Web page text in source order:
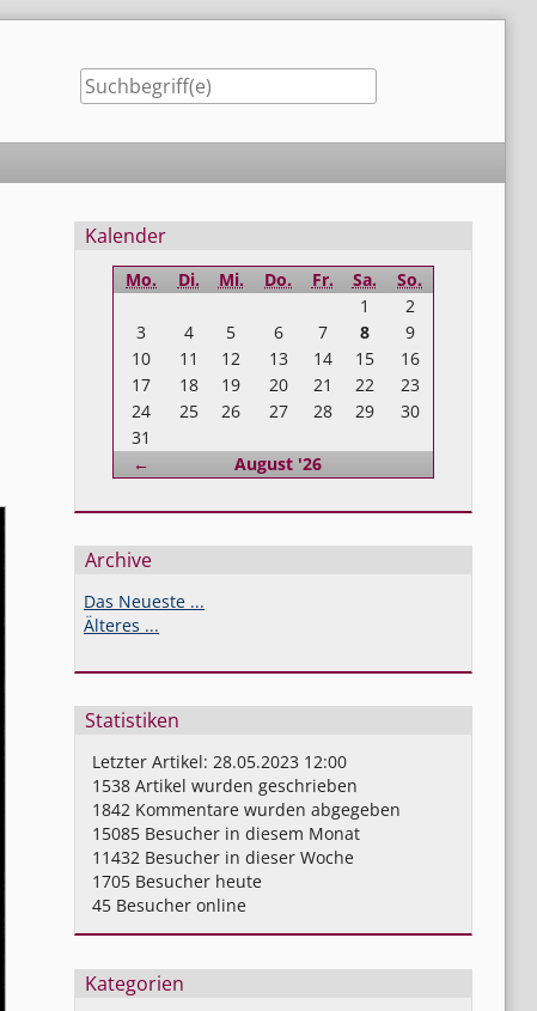
Seitenleiste
Kalender
Mo. Di. Mi. Do. Fr. Sa. So.
← August '26
1
2
3
4 5 6 7 8
9
10
11 12 13 14 15
16
17
18 19 20 21 22
23
24
25 26 27 28 29
30
31
Archive
Das Neueste ...
Älteres ...
Statistiken
Letzter Artikel: 28.05.2023 12:00
1538Artikel wurden geschrieben
1842Kommentare wurden abgegeben
15085Besucher in diesem Monat
11432Besucher in dieser Woche
1705Besucher heute
45Besucher online
Kategorien